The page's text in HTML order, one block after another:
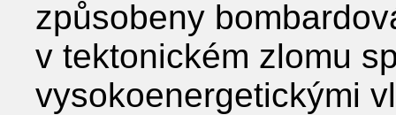
způsobeny
v tektonickém zlomu
vysokoenergetickými